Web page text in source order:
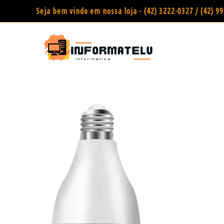
Seja bem vindo em nossa loja - (42) 3222-0327 / (42)